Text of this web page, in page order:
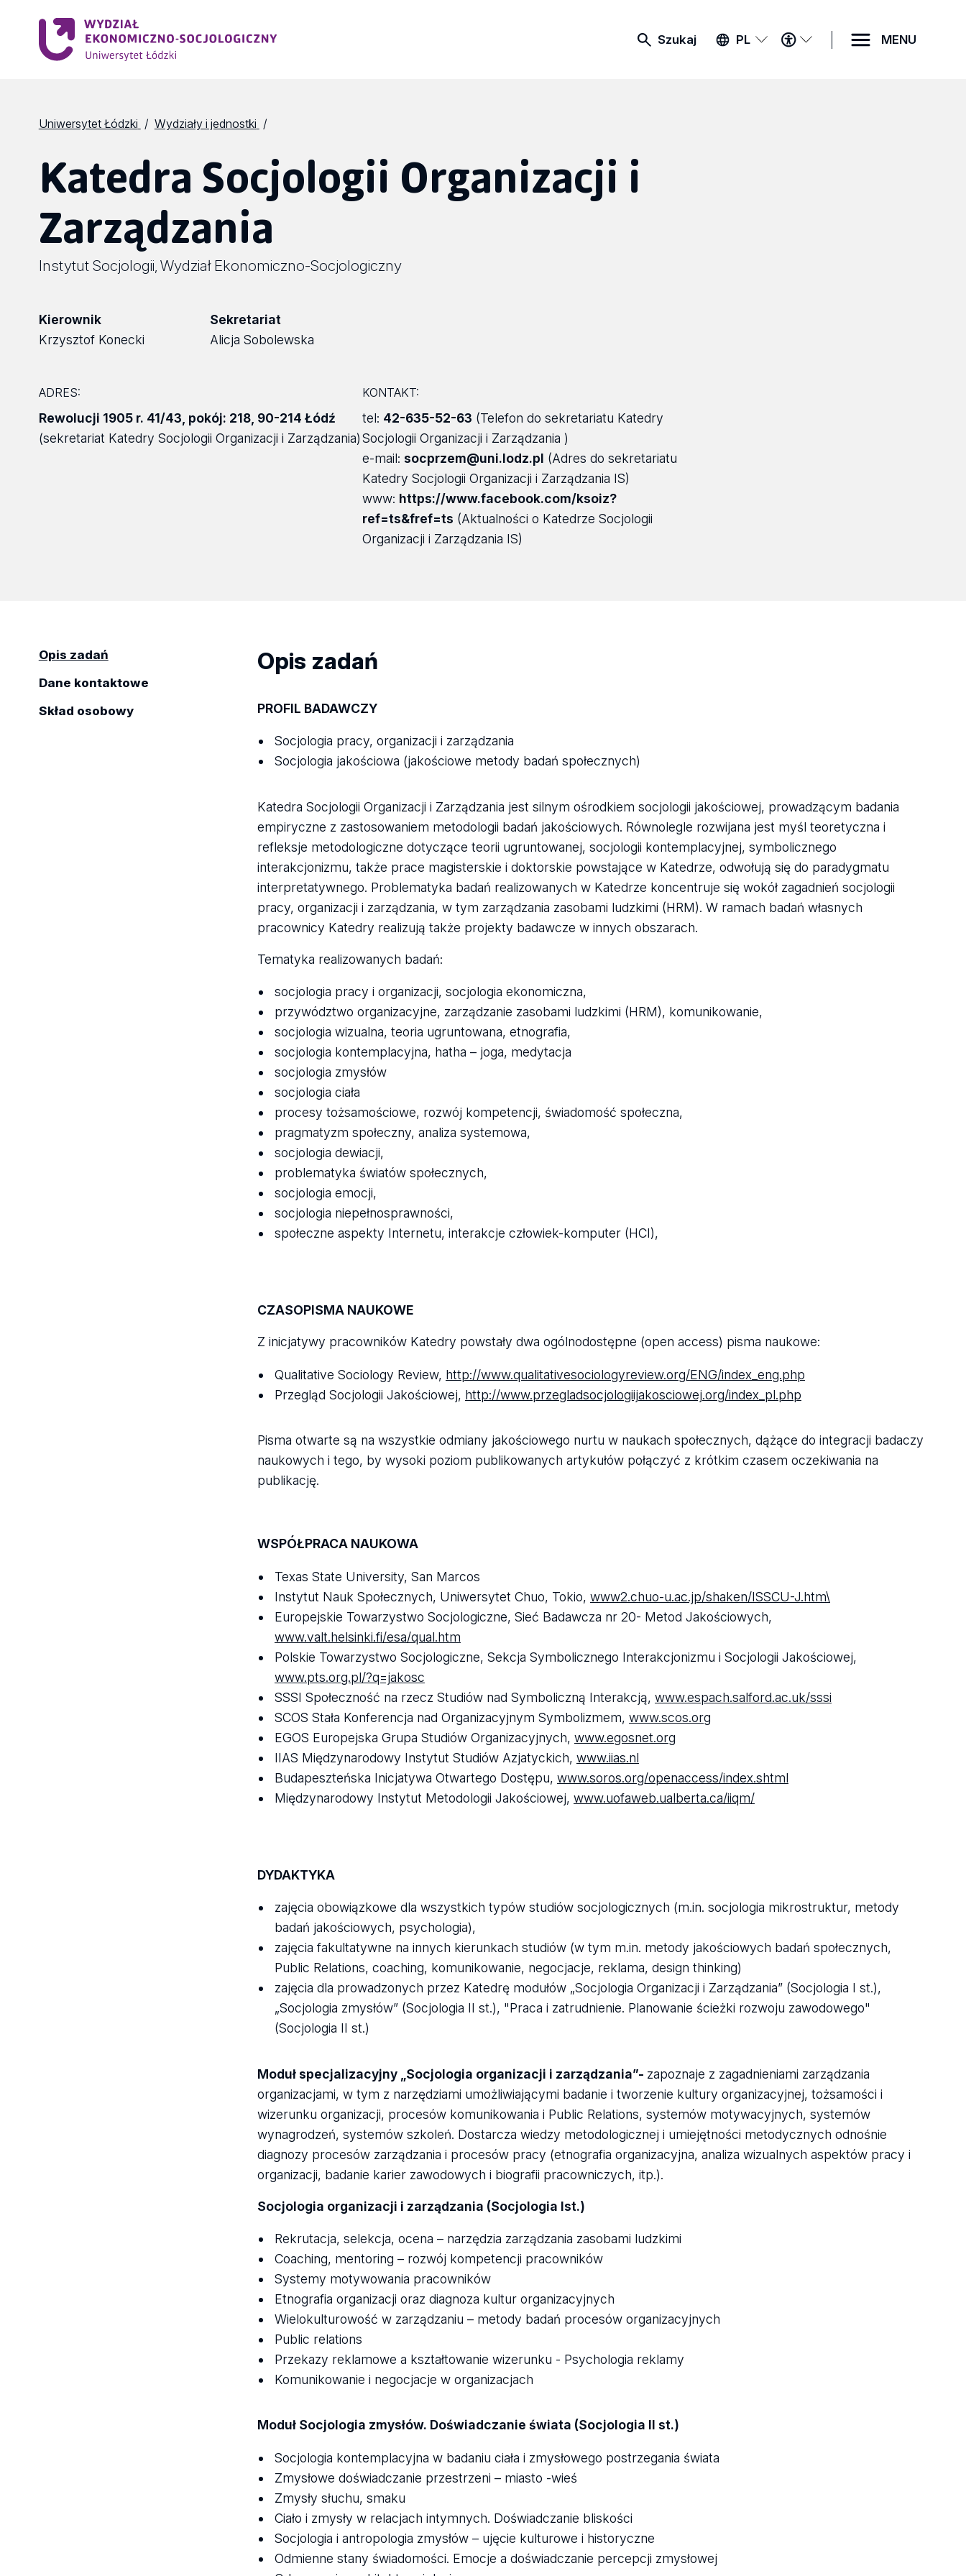
Szukaj PL
MENU
DOSTĘPNOŚCI
MENU
Uniwersytet Łódzki Wydziały i jednostki
Katedra Socjologii Organizacji i
Zarządzania
Instytut Socjologii Wydział Ekonomiczno-Socjologiczny
Kierownik
Krzysztof Konecki
Sekretariat
Alicja Sobolewska
ADRES:
Rewolucji 1905 r. 41/43 pokój: 218, 90-214 Łódź
(sekretariat Katedry Socjologii Organizacji i Zarządzania)
KONTAKT:
tel: 42-635-52-63 (Telefon do sekretariatu Katedry
Socjologii Organizacji i Zarządzania )
e-mail: socprzem@uni.lodz.pl (Adres do sekretariatu
Katedry Socjologii Organizacji i Zarządzania IS)
www: https://www.facebook.com/ksoiz?
ref=ts&fref=ts (Aktualności o Katedrze Socjologii
Organizacji i Zarządzania IS)
Opis zadań
Dane kontaktowe
Skład osobowy
Opis zadań
PROFIL BADAWCZY
Socjologia pracy, organizacji i zarządzania
Socjologia jakościowa (jakościowe metody badań społecznych)
Katedra Socjologii Organizacji i Zarządzania jest silnym ośrodkiem socjologii jakościowej, prowadzącym badania
empiryczne z zastosowaniem metodologii badań jakościowych. Równolegle rozwijana jest myśl teoretyczna i
refleksje metodologiczne dotyczące teorii ugruntowanej, socjologii kontemplacyjnej, symbolicznego
interakcjonizmu, także prace magisterskie i doktorskie powstające w Katedrze, odwołują się do paradygmatu
interpretatywnego. Problematyka badań realizowanych w Katedrze koncentruje się wokół zagadnień socjologii
pracy, organizacji i zarządzania, w tym zarządzania zasobami ludzkimi (HRM). W ramach badań własnych
pracownicy Katedry realizują także projekty badawcze w innych obszarach.
Tematyka realizowanych badań:
socjologia pracy i organizacji, socjologia ekonomiczna,
przywództwo organizacyjne, zarządzanie zasobami ludzkimi (HRM), komunikowanie,
socjologia wizualna, teoria ugruntowana, etnografia,
socjologia kontemplacyjna, hatha – joga, medytacja
socjologia zmysłów
socjologia ciała
procesy tożsamościowe, rozwój kompetencji, świadomość społeczna,
pragmatyzm społeczny, analiza systemowa,
socjologia dewiacji,
problematyka światów społecznych,
socjologia emocji,
socjologia niepełnosprawności,
społeczne aspekty Internetu, interakcje człowiek-komputer (HCI),
CZASOPISMA NAUKOWE
Z inicjatywy pracowników Katedry powstały dwa ogólnodostępne (open access) pisma naukowe:
Qualitative Sociology Review, http://www.qualitativesociologyreview.org/ENG/index_eng.php
Przegląd Socjologii Jakościowej, http://www.przegladsocjologiijakosciowej.org/index_pl.php
Pisma otwarte są na wszystkie odmiany jakościowego nurtu w naukach społecznych, dążące do integracji badaczy
naukowych i tego, by wysoki poziom publikowanych artykułów połączyć z krótkim czasem oczekiwania na
publikację.
WSPÓŁPRACA NAUKOWA
Texas State University, San Marcos
Instytut Nauk Społecznych, Uniwersytet Chuo, Tokio, www2.chuo-u.ac.jp/shaken/ISSCU-J.htm\
Europejskie Towarzystwo Socjologiczne, Sieć Badawcza nr 20- Metod Jakościowych,
www.valt.helsinki.fi/esa/qual.htm
Polskie Towarzystwo Socjologiczne, Sekcja Symbolicznego Interakcjonizmu i Socjologii Jakościowej,
www.pts.org.pl/?q=jakosc
SSSI Społeczność na rzecz Studiów nad Symboliczną Interakcją, www.espach.salford.ac.uk/sssi
SCOS Stała Konferencja nad Organizacyjnym Symbolizmem, www.scos.org
EGOS Europejska Grupa Studiów Organizacyjnych, www.egosnet.org
IIAS Międzynarodowy Instytut Studiów Azjatyckich, www.iias.nl
Budapeszteńska Inicjatywa Otwartego Dostępu, www.soros.org/openaccess/index.shtml
Międzynarodowy Instytut Metodologii Jakościowej, www.uofaweb.ualberta.ca/iiqm/
DYDAKTYKA
zajęcia obowiązkowe dla wszystkich typów studiów socjologicznych (m.in. socjologia mikrostruktur, metody
badań jakościowych, psychologia),
zajęcia fakultatywne na innych kierunkach studiów (w tym m.in. metody jakościowych badań społecznych,
Public Relations, coaching, komunikowanie, negocjacje, reklama, design thinking)
zajęcia dla prowadzonych przez Katedrę modułów „Socjologia Organizacji i Zarządzania” (Socjologia I st.),
„Socjologia zmysłów” (Socjologia II st.), "Praca i zatrudnienie. Planowanie ścieżki rozwoju zawodowego"
(Socjologia II st.)
Moduł specjalizacyjny „Socjologia organizacji i zarządzania”- zapoznaje z zagadnieniami zarządzania
organizacjami, w tym z narzędziami umożliwiającymi badanie i tworzenie kultury organizacyjnej, tożsamości i
wizerunku organizacji, procesów komunikowania i Public Relations, systemów motywacyjnych, systemów
wynagrodzeń, systemów szkoleń. Dostarcza wiedzy metodologicznej i umiejętności metodycznych odnośnie
diagnozy procesów zarządzania i procesów pracy (etnografia organizacyjna, analiza wizualnych aspektów pracy i
organizacji, badanie karier zawodowych i biografii pracowniczych, itp.).
Socjologia organizacji i zarządzania (Socjologia Ist.)
Rekrutacja, selekcja, ocena – narzędzia zarządzania zasobami ludzkimi
Coaching, mentoring – rozwój kompetencji pracowników
Systemy motywowania pracowników
Etnografia organizacji oraz diagnoza kultur organizacyjnych
Wielokulturowość w zarządzaniu – metody badań procesów organizacyjnych
Public relations
Przekazy reklamowe a kształtowanie wizerunku - Psychologia reklamy
Komunikowanie i negocjacje w organizacjach
Moduł Socjologia zmysłów. Doświadczanie świata (Socjologia II st.)
Socjologia kontemplacyjna w badaniu ciała i zmysłowego postrzegania świata
Zmysłowe doświadczanie przestrzeni – miasto -wieś
Zmysły słuchu, smaku
Ciało i zmysły w relacjach intymnych. Doświadczanie bliskości
Socjologia i antropologia zmysłów – ujęcie kulturowe i historyczne
Odmienne stany świadomości. Emocje a doświadczanie percepcji zmysłowej